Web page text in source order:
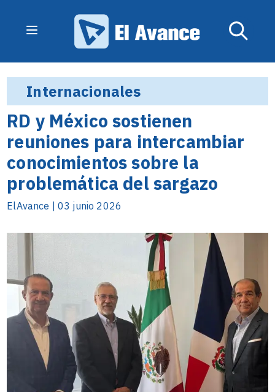
Internacionales
RD y México sostienen
reuniones para intercambiar
conocimientos sobre la
problemática del sargazo
ElAvance | 03 junio 2026